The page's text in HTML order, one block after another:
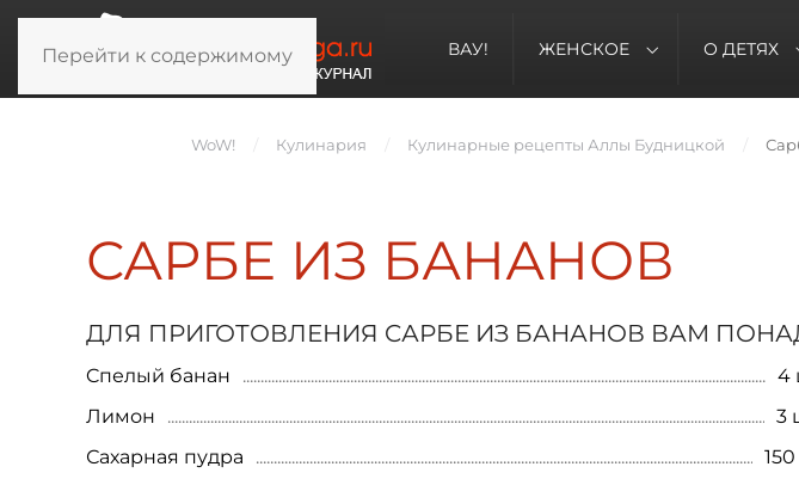
Перейти к содержимому ВАУ! ЖЕНСКОЕ О ДЕТЯХ
WoW! Кулинария Кулинарные рецепты Аллы Будницкой
САРБЕ ИЗ БАНАНОВ
ДЛЯ ПРИГОТОВЛЕНИЯ CАРБЕ ИЗ БАНАНОВ ВАМ
Cпелый банан
4
Лимон
3
Сахарная пудра